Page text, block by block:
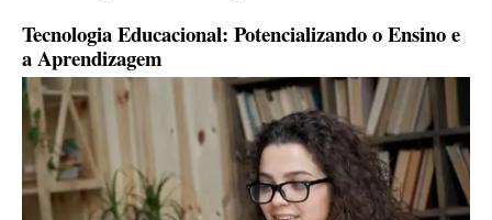
Tecnologia Educacional: Potencializando o Ensino e
a Aprendizagem